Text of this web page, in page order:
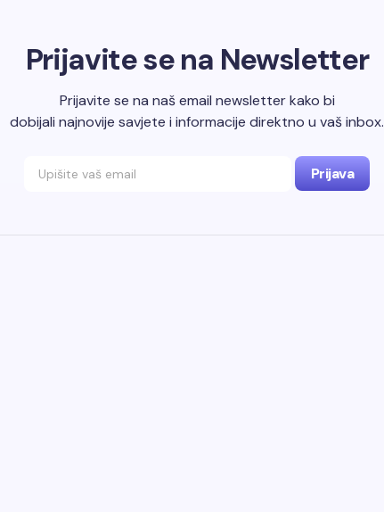
Prijavite se na Newsletter
Prijavite se na naš email newsletter kako bi
dobijali najnovije savjete i informacije direktno u vaš inbox.